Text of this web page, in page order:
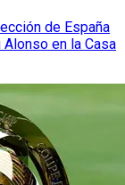
de España
en la Casa